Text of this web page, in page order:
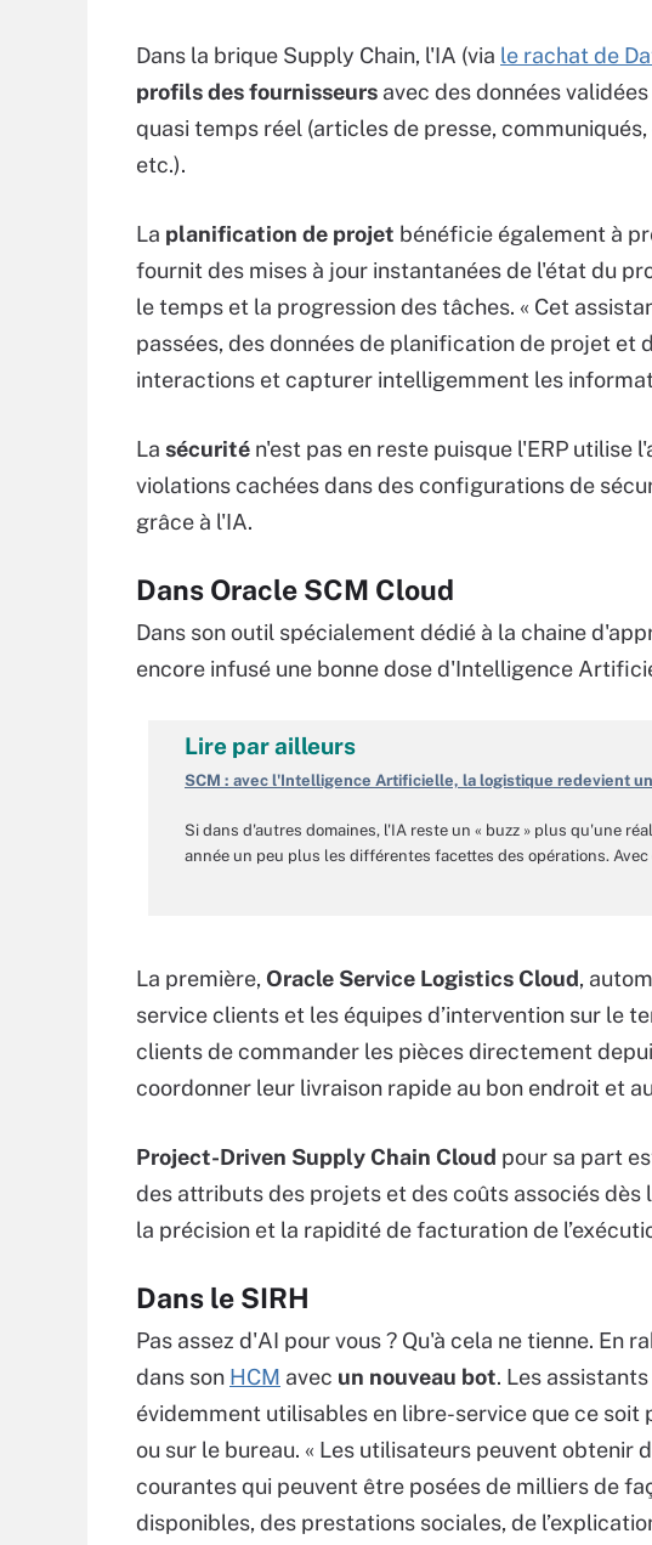
Dans la brique Supply Chain, l'IA (via le rachat de
profils des fournisseurs avec des données
quasi temps réel (articles de presse,
etc.).
La planification de projet bénéficie également à
fournit des mises à jour instantanées de l'état du
le temps et la progression des tâches. « Cet
passées, des données de planification de projet et
interactions et capturer intelligemment les
La sécurité n'est pas en reste puisque l'ERP utilise
violations cachées dans des configurations de
grâce à l'IA.
Dans Oracle SCM Cloud
Dans son outil spécialement dédié à la chaine
encore infusé une bonne dose d'Intelligence
Lire par ailleurs
SCM : avec l'Intelligence Artificielle, la logistique redevient
Si dans d'autres domaines, l'IA reste un « buzz » plus qu'une
année un peu plus les différentes facettes des opérations.
La première, Oracle Service Logistics Cloud,
service clients et les équipes d’intervention sur le
clients de commander les pièces directement
coordonner leur livraison rapide au bon endroit et
Project-Driven Supply Chain Cloud pour sa part
des attributs des projets et des coûts associés
la précision et la rapidité de facturation de
Dans le SIRH
Pas assez d'AI pour vous ? Qu'à cela ne tienne. En
dans son HCM avec un nouveau bot. Les
évidemment utilisables en libre-service que ce soit
ou sur le bureau. « Les utilisateurs peuvent obtenir
courantes qui peuvent être posées de milliers de
disponibles, des prestations sociales, de